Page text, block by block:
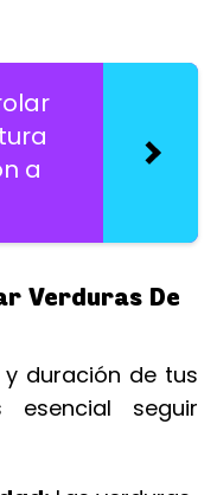
a
Verduras De
duración de tus
seguir